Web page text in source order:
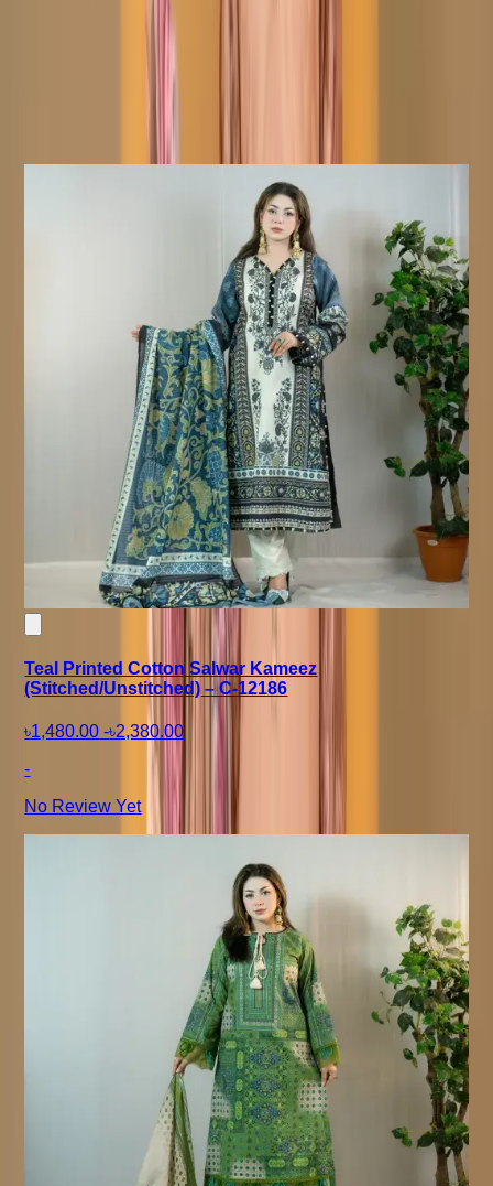
ফেরত দেওয়া যাবে। পণ্যটি অবশ্যই আসল অবস্থায় এবং সমস্ত ট্যাগ অক্ষত
Teal Printed Cotton Salwar Kameez
(Stitched/Unstitched) – C-12186
৳1,480.00 -৳2,380.00
-
No Review Yet